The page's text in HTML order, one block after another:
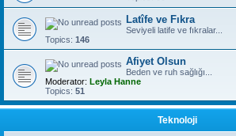
Latîfe ve Fıkra
Seviyeli latife ve fıkralar...
Topics: 146
Afiyet Olsun
Beden ve ruh sağlığı...
Moderator: Leyla Hanne
Topics: 51
Teknoloji